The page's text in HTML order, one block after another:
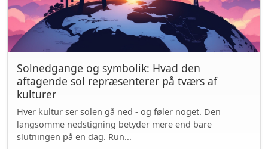
Solnedgange og symbolik: Hvad den
aftagende sol repræsenterer på tværs af
kulturer
Hver kultur ser solen gå ned - og føler noget. Den
langsomme nedstigning betyder mere end bare
slutningen på en dag. Run...